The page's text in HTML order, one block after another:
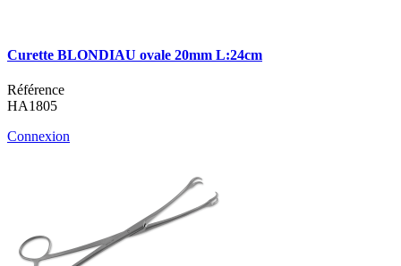
Curette BLONDIAU ovale 20mm L:24cm
Référence
HA1805
Connexion